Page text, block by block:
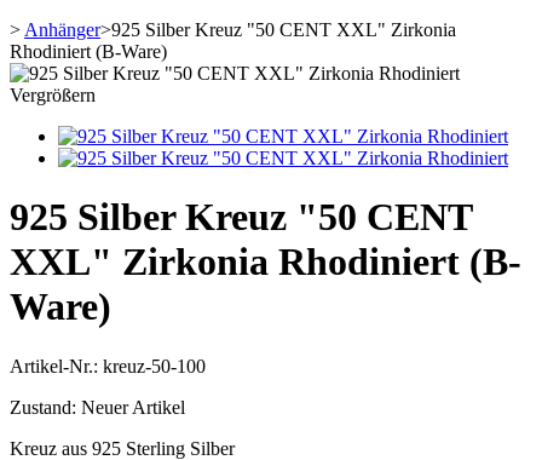
> Anhänger>925 Silber Kreuz "50 CENT XXL" Zirkonia
Rhodiniert (B-Ware)
Vergrößern
925 Silber Kreuz "50 CENT
XXL" Zirkonia Rhodiniert (B-
Ware)
Artikel-Nr.: kreuz-50-100
Zustand: Neuer Artikel
Kreuz aus 925 Sterling Silber